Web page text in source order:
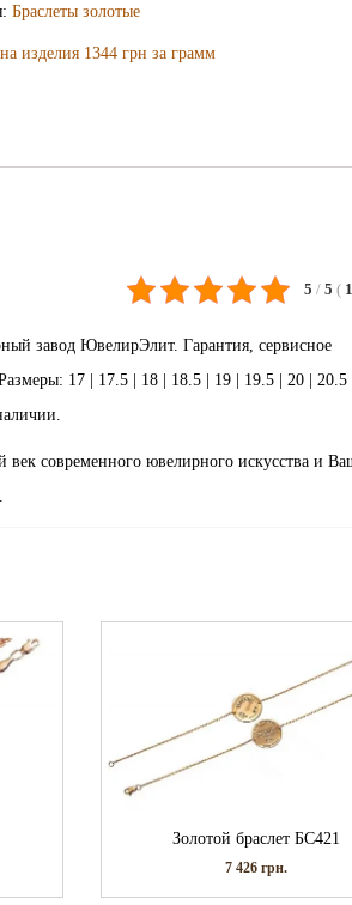
Браслеты золотые
изделия 1344 грн за грамм
5 / 5 ( 1
завод ЮвелирЭлит. Гарантия, сервисное
17 | 17.5 | 18 | 18.5 | 19 | 19.5 | 20 | 20.5 |
век современного ювелирного искусства и
.
Золотой браслет БС421
7 426 грн.